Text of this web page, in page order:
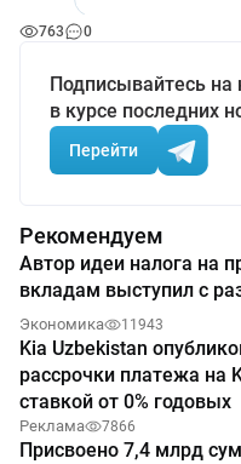
763 0
Подписывайтесь на
в курсе последних
Перейти
Рекомендуем
Автор идеи налога на
вкладам выступил с
Экономика 11943
Kia Uzbekistan
рассрочки платежа на
ставкой от 0% годовых
Реклама 7866
Присвоено 7,4 млрд